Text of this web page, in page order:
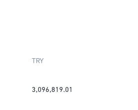
TRY
3,096,819.01